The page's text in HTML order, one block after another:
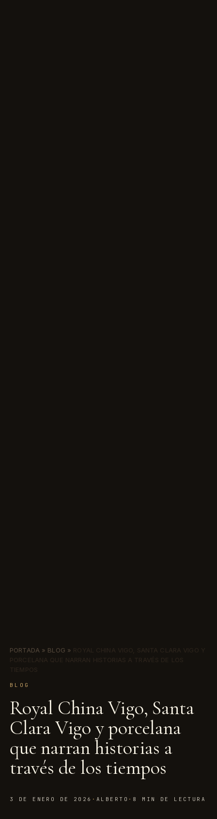
PORTADA » BLOG » ROYAL CHINA VIGO, SANTA CLARA VIGO Y
PORCELANA QUE NARRAN HISTORIAS A TRAVÉS DE LOS
BLOG
Royal China Vigo, Santa
Clara Vigo y porcelana
que narran historias a
través de los tiempos
3 DE ENERO DE 2026 · ALBERTO · 8 MIN DE LECTURA